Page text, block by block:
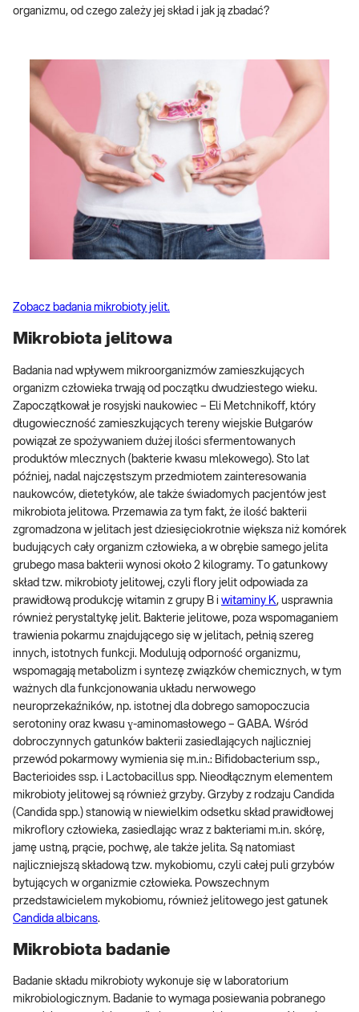
organizmu, od czego zależy jej skład i jak ją zbadać?
Zobacz badania mikrobioty jelit.
Mikrobiota jelitowa
Badania nad wpływem mikroorganizmów zamieszkujących
organizm człowieka trwają od początku dwudziestego wieku.
Zapoczątkował je rosyjski naukowiec – Eli Metchnikoff, który
długowieczność zamieszkujących tereny wiejskie Bułgarów
powiązał ze spożywaniem dużej ilości sfermentowanych
produktów mlecznych (bakterie kwasu mlekowego). Sto lat
później, nadal najczęstszym przedmiotem zainteresowania
naukowców, dietetyków, ale także świadomych pacjentów jest
mikrobiota jelitowa. Przemawia za tym fakt, że ilość bakterii
zgromadzona w jelitach jest dziesięciokrotnie większa niż komórek
budujących cały organizm człowieka, a w obrębie samego jelita
grubego masa bakterii wynosi około 2 kilogramy. To gatunkowy
skład tzw. mikrobioty jelitowej, czyli flory jelit odpowiada za
prawidłową produkcję witamin z grupy B i witaminy K, usprawnia
również perystaltykę jelit. Bakterie jelitowe, poza wspomaganiem
trawienia pokarmu znajdującego się w jelitach, pełnią szereg
innych, istotnych funkcji. Modulują odporność organizmu,
wspomagają metabolizm i syntezę związków chemicznych, w tym
ważnych dla funkcjonowania układu nerwowego
neuroprzekaźników, np. istotnej dla dobrego samopoczucia
serotoniny oraz kwasu ɣ-aminomasłowego – GABA. Wśród
dobroczynnych gatunków bakterii zasiedlających najliczniej
przewód pokarmowy wymienia się m.in.: Bifidobacterium ssp.,
Bacterioides ssp. i Lactobacillus spp. Nieodłącznym elementem
mikrobioty jelitowej są również grzyby. Grzyby z rodzaju Candida
(Candida spp.) stanowią w niewielkim odsetku skład prawidłowej
mikroflory człowieka, zasiedlając wraz z bakteriami m.in. skórę,
jamę ustną, prącie, pochwę, ale także jelita. Są natomiast
najliczniejszą składową tzw. mykobiomu, czyli całej puli grzybów
bytujących w organizmie człowieka. Powszechnym
przedstawicielem mykobiomu, również jelitowego jest gatunek
Candida albicans.
Mikrobiota badanie
Badanie składu mikrobioty wykonuje się w laboratorium
mikrobiologicznym. Badanie to wymaga posiewania pobranego